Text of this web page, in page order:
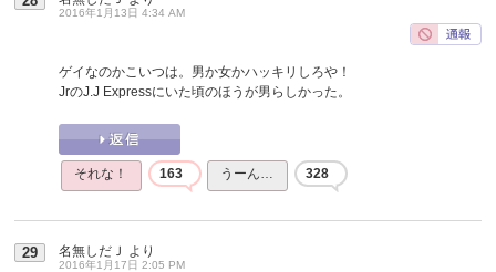
2016年1月13日 4:34 AM
ゲイなのかこいつは。男か女かハッキリしろや！
JrのJ.J Expressにいた頃のほうが男らしかった。
それな！ 163 うーん… 328
29 名無しだＪ より
2016年1月17日 2:05 PM